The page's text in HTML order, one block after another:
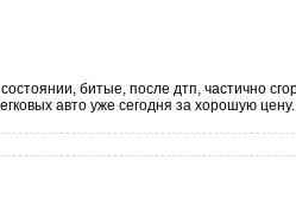
битые, после дтп, частично
авто уже сегодня за хорошую